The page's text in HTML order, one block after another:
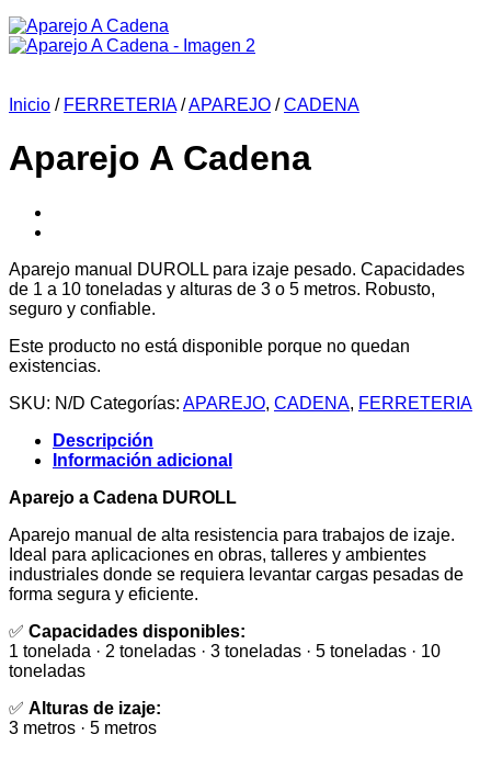
Inicio / FERRETERIA /APAREJO / CADENA
Aparejo A Cadena
Aparejo manual DUROLL para izaje pesado. Capacidades
de 1 a 10 toneladas y alturas de 3 o 5 metros. Robusto,
seguro y confiable.
Este producto no está disponible porque no quedan
existencias.
SKU: N/D Categorías: APAREJO, CADENA, FERRETERIA
Descripción
Información adicional
Aparejo a Cadena DUROLL
Aparejo manual de alta resistencia para trabajos de izaje.
Ideal para aplicaciones en obras, talleres y ambientes
industriales donde se requiera levantar cargas pesadas de
forma segura y eficiente.
✅ Capacidades disponibles:
1 tonelada · 2 toneladas · 3 toneladas · 5 toneladas · 10
toneladas
✅ Alturas de izaje:
3 metros · 5 metros